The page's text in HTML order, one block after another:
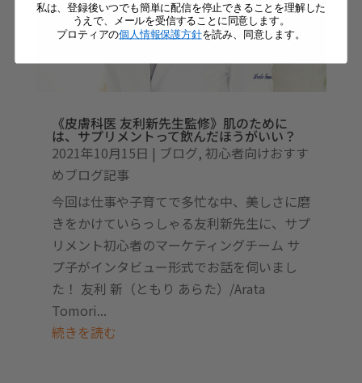
《皮膚科医 友利新先生監修》肌のために
は、サプリメントって飲んだほうがいい？
2021年10月15日 | ブログ, 初心者向けおすす
めブログ記事
今回は仕事や子育てで多忙な中、美しさに磨
きをかけていらっしゃる友利新先生に、サプ
リメント初心者のマーケティングチーム サ
プ子がインタビュー形式でお話を伺いまし
た！ 友利 新（ともり あらた）/Arata
Tomori...
続きを読む
私は、登録後いつでも簡単に配信を停止できることを理解した
うえで、メールを受信することに同意します。
プロティアの個人情報保護方針を読み、同意します。